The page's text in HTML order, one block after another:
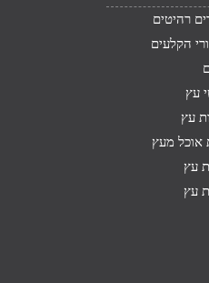
רהיטים
הקלעים
עץ
עץ
אוכל מעץ
עץ
עץ